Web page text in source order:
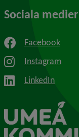
Sociala medier
Facebook
Instagram
LinkedIn